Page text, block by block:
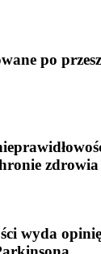
po
zdrowia
wyda